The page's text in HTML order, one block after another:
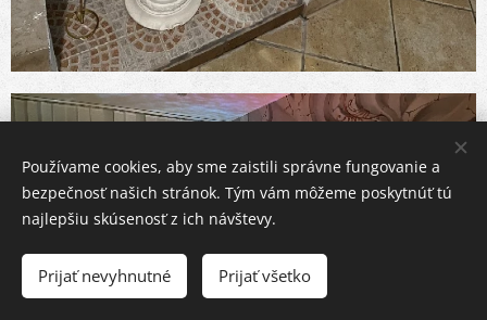
Používame cookies, aby sme zaistili správne fungovanie a
bezpečnosť našich stránok. Tým vám môžeme poskytnúť tú
najlepšiu skúsenosť z ich návštevy.
Prijať nevyhnutné Prijať všetko